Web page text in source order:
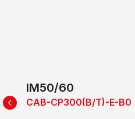
IM50/60
CAB-CP300(B/T)-E-B0